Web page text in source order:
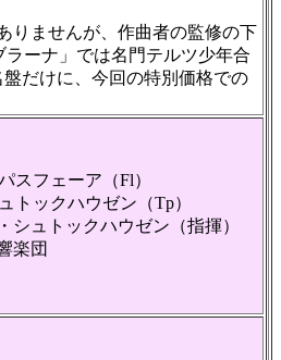
りませんが、作曲者の監修の下
ーナ」では名門テルツ少年合
だけに、今回の特別価格での
スフェーア（Fl）
トックハウゼン（Tp）
シュトックハウゼン（指揮）
楽団